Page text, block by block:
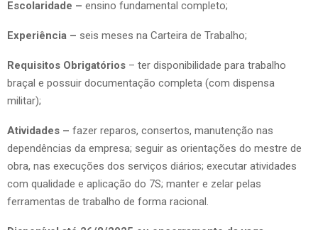
Escolaridade – ensino fundamental completo;
Experiência – seis meses na Carteira de Trabalho;
Requisitos Obrigatórios – ter disponibilidade para trabalho
braçal e possuir documentação completa (com dispensa
militar);
Atividades – fazer reparos, consertos, manutenção nas
dependências da empresa; seguir as orientações do mestre de
obra, nas execuções dos serviços diários; executar atividades
com qualidade e aplicação do 7S; manter e zelar pelas
ferramentas de trabalho de forma racional.